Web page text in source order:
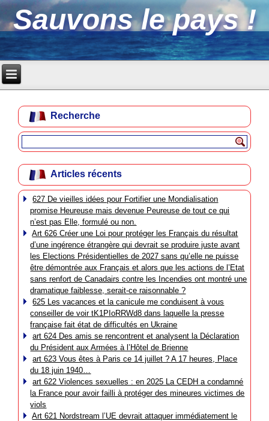
Sauvons le pays !
Recherche
Articles récents
627 De vieilles idées pour Fortifier une Mondialisation
promise Heureuse mais devenue Peureuse de tout ce qui
n’est pas Elle, formulé ou non.
Art 626 Créer une Loi pour protéger les Français du résultat
d’une ingérence étrangère qui devrait se produire juste avant
les Elections Présidentielles de 2027 sans qu’elle ne puisse
être démontrée aux Français et alors que les actions de l’Etat
sans renfort de Canadairs contre les Incendies ont montré une
dramatique faiblesse, serait-ce raisonnable ?
625 Les vacances et la canicule me conduisent à vous
conseiller de voir tK1PIoRRWd8 dans laquelle la presse
française fait état de difficultés en Ukraine
art 624 Des amis se rencontrent et analysent la Déclaration
du Président aux Armées à l’Hôtel de Brienne
art 623 Vous êtes à Paris ce 14 juillet ? A 17 heures, Place
du 18 juin 1940…
art 622 Violences sexuelles : en 2025 La CEDH a condamné
la France pour avoir failli à protéger des mineures victimes de
viols
Art 621 Nordstream l’UE devrait attaquer immédiatement le